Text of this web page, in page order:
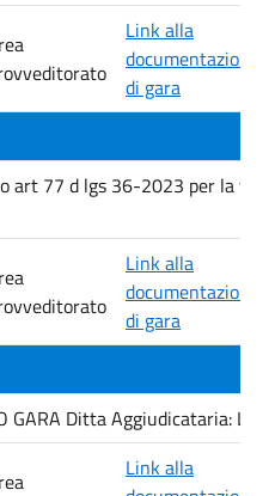
Link alla
documentazione
di gara
art 77 d lgs 36-2023 per la
Link alla
documentazione
di gara
GARA Ditta Aggiudicataria:
Link alla